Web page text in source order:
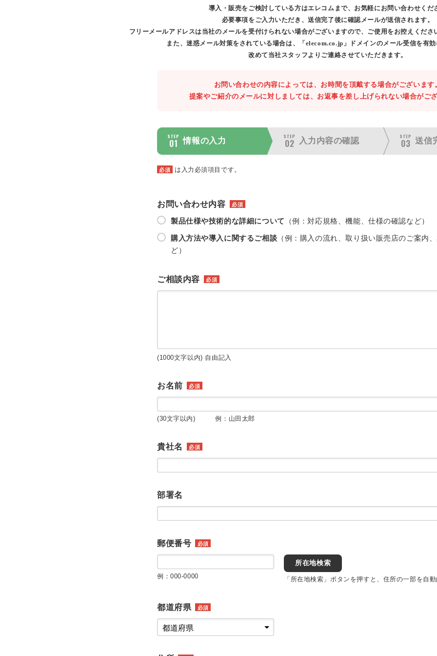
導入・販売をご検討している方はエレコムまで、お気軽にお問い合わせくだ
必要事項をご入力いただき、送信完了後に確認メールが送信されます。
フリーメールアドレスは当社のメールを受付けられない場合がございますので、ご使用をお控えくださ
また、迷惑メール対策をされている場合は、「elecom.co.jp」ドメインのメール受信を有効
改めて当社スタッフよりご連絡させていただきます。
お問い合わせの内容によっては、お時間を頂戴する場合がございます
提案やご紹介のメールに対しましては、お返事を差し上げられない場合がござ
STEP
01 情報の入力
STEP
02 入力内容の確認
STEP
03 送信
必須 は入力必須項目です。
お問い合わせ内容 必須
製品仕様や技術的な詳細について （例：対応規格、機能、仕様の確認など）
購入方法や導入に関するご相談 （例：購入の流れ、取り扱い販売店のご案内
ど）
ご相談内容 必須
(1000文字以内) 自由記入
お名前 必須
(30文字以内) 例：山田太郎
貴社名 必須
部署名
郵便番号 必須
例：000-0000
所在地検索
「所在地検索」ボタンを押すと、住所の一部を自動
都道府県 必須